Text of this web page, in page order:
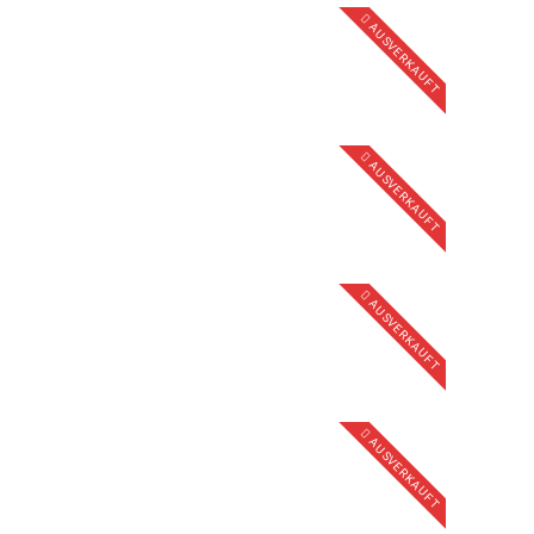
AUSVERKAUFT
AUSVERKAUFT
AUSVERKAUFT
AUSVERKAUFT